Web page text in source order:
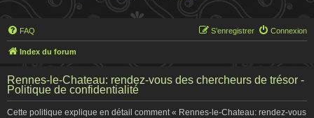
FAQ Connexion
S’enregistrer
Index du forum
Rennes-le-Chateau: rendez-vous des chercheurs de trésor -
Politique de confidentialité
Cette politique explique en détail comment « Rennes-le-Chateau: rendez-vous